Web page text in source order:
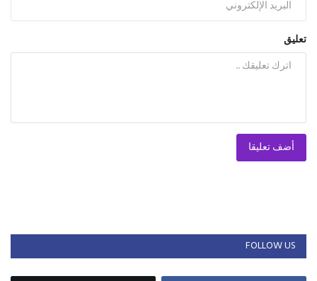
تعليق
أضف تعليقا
FOLLOW US